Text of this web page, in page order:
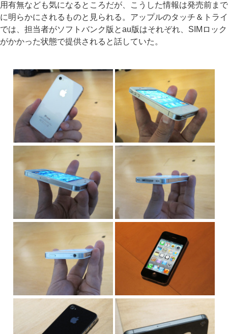
用有無なども気になるところだが、こうした情報は発売前まで
に明らかにされるものと見られる。アップルのタッチ＆トライ
では、担当者がソフトバンク版とau版はそれぞれ、SIMロック
がかかった状態で提供されると話していた。